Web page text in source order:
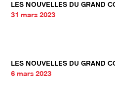
LES NOUVELLES DU GRAND
31 mars 2023
LES NOUVELLES DU GRAND
6 mars 2023